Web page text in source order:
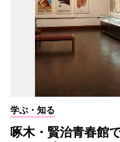
学ぶ・知る
啄木・賢治青春館